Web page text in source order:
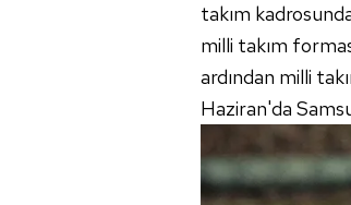
takım
milli takım
ardından milli
Haziran'da